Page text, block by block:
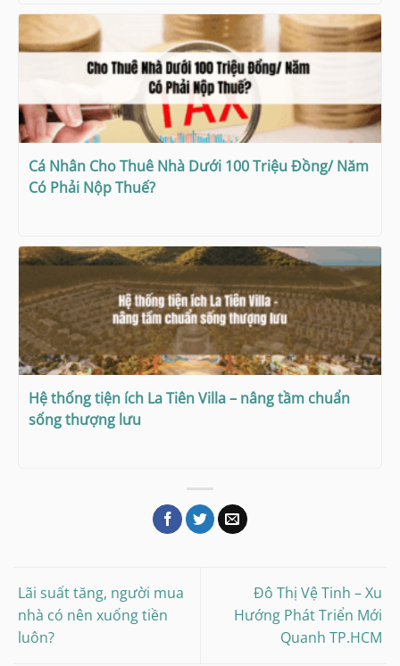
Cá Nhân Cho Thuê Nhà Dưới 100 Triệu Đồng/ Năm
Có Phải Nộp Thuế?
Hệ thống tiện ích La Tiên Villa – nâng tầm chuẩn
sống thượng lưu
Lãi suất tăng, người mua
nhà có nên xuống tiền
luôn?
Đô Thị Vệ Tinh – Xu
Hướng Phát Triển Mới
Quanh TP.HCM